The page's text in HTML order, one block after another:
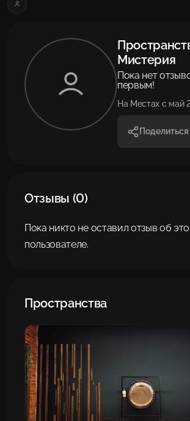
Мистерия
Пока нет
первым!
На Местах с май
Отзывы (0)
Пока никто не оставил отзыв об
пользователе.
Пространства